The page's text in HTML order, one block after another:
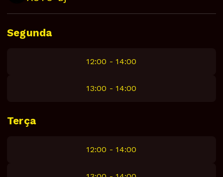
Segunda
12:00 - 14:00
13:00 - 14:00
Terça
12:00 - 14:00